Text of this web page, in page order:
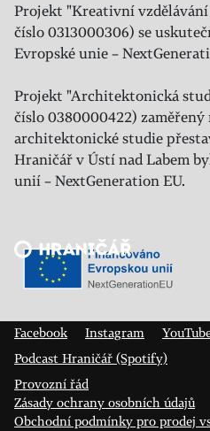
Projekt "Kreativní
číslo 0313000306) se
Evropské unie –
Projekt "Architektonická
číslo 0380000422)
architektonické studie
Hraničář v Ústí nad Labem
unií – NextGeneration EU.
Veřejný sál Hraničář, spolek
Facebook
Instagram
Podcast Hraničář (Spotify)
Provozní řád
Zásady ochrany osobních údajů
Obchodní podmínky pro prodej